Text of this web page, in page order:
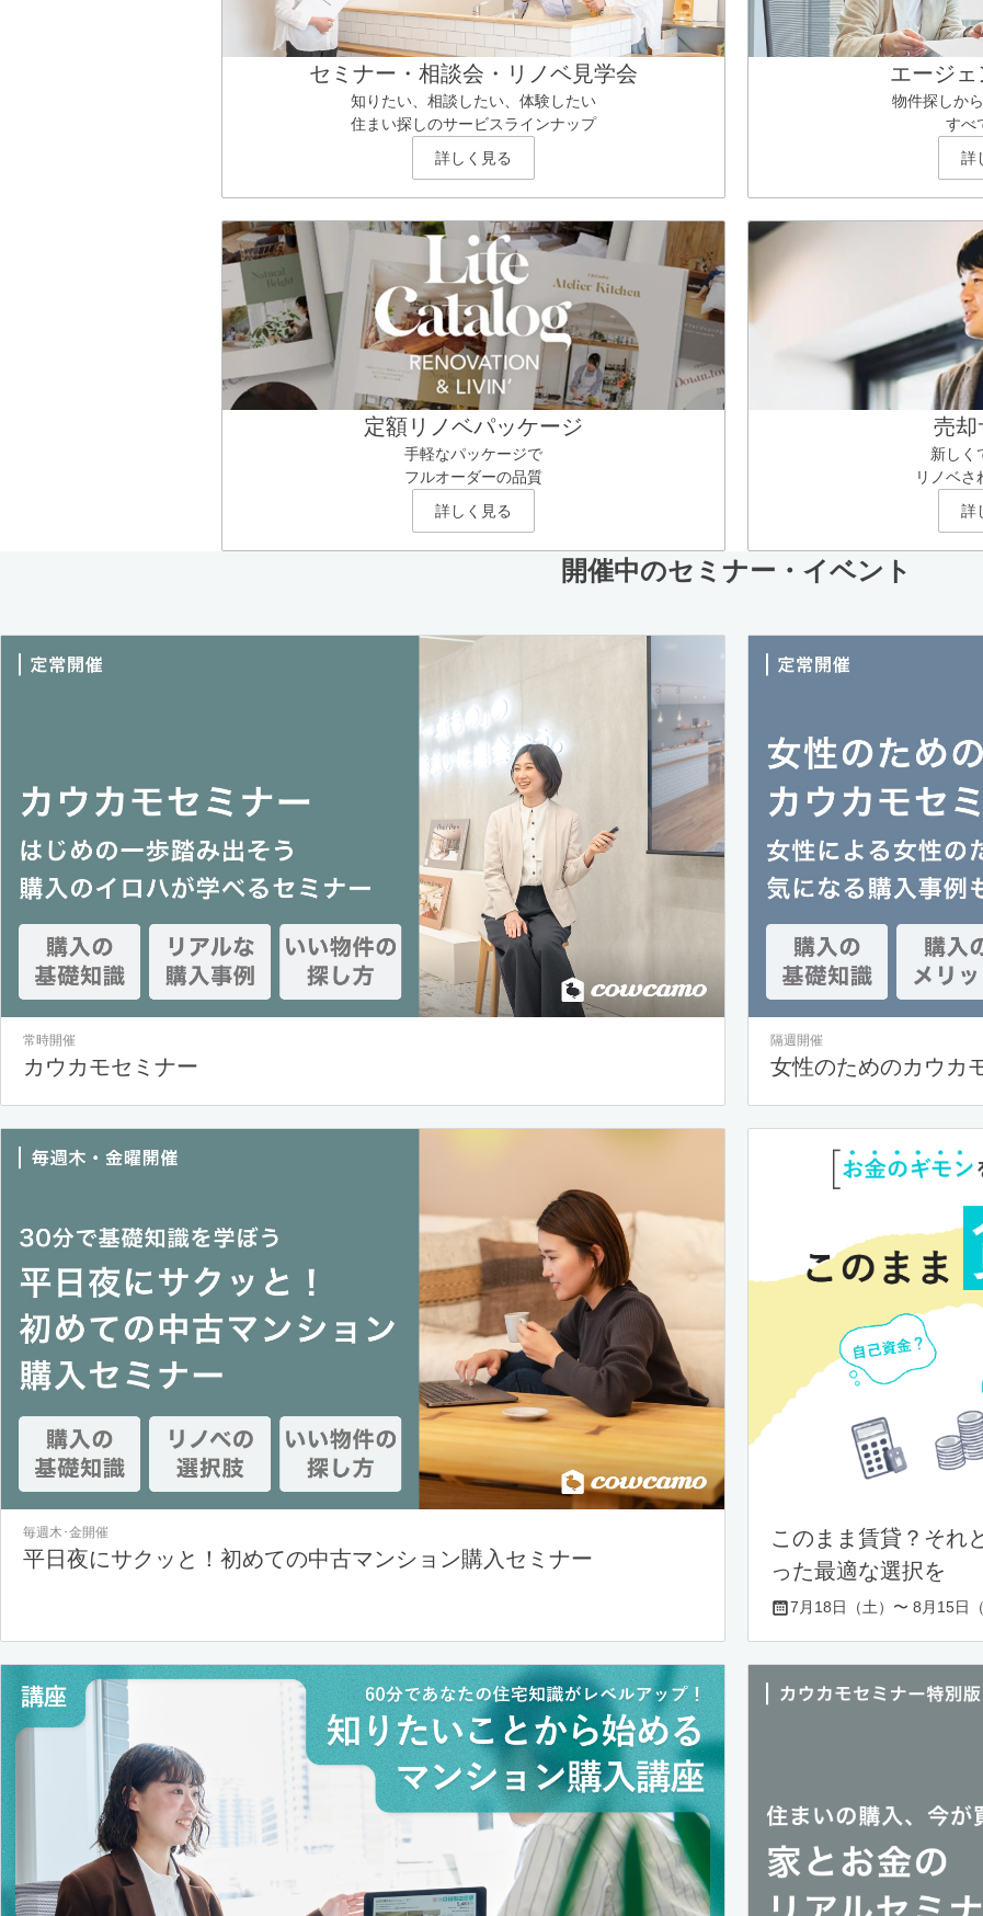
セミナー・相談会・リノベ見学会
知りたい、相談したい、体験したい
住まい探しのサービスラインナップ
詳しく見る
エージェ
物件探しか
すべ
詳
定額リノベパッケージ
手軽なパッケージで
フルオーダーの品質
詳しく見る
売却
新しく
リノベさ
詳
開催中のセミナー・イベント
常時開催
カウカモセミナー
隔週開催
女性のためのカウカ
毎週木･金開催
平日夜にサクッと！初めての中古マンション購入セミナー
このまま賃貸？それ
った最適な選択を
7月18日（土）〜 8月15日